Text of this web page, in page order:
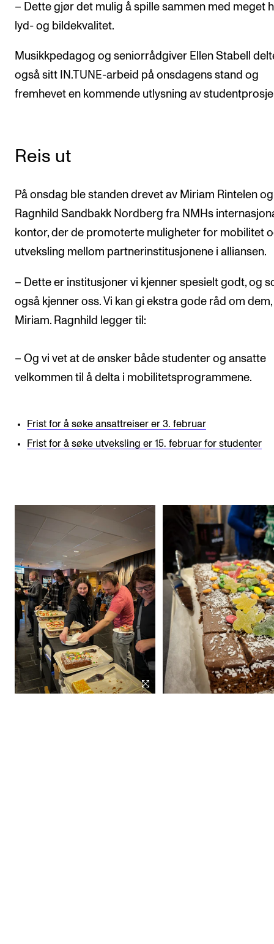
– Dette gjør det mulig å spille sammen med meget
lyd- og bildekvalitet.
Musikkpedagog og seniorrådgiver Ellen Stabell
også sitt IN.TUNE-arbeid på onsdagens stand og
fremhevet en kommende utlysning av
Reis ut
På onsdag ble standen drevet av Miriam Rintelen og
Ragnhild Sandbakk Nordberg fra NMHs
kontor, der de promoterte muligheter for mobilitet
utveksling mellom partnerinstitusjonene i alliansen.
– Dette er institusjoner vi kjenner spesielt godt, og
også kjenner oss. Vi kan gi ekstra gode råd om
Miriam. Ragnhild legger til:
– Og vi vet at de ønsker både studenter og ansatte
velkommen til å delta i mobilitetsprogrammene.
Frist for å søke ansattreiser er 3. februar
Frist for å søke utveksling er 15. februar for studenter